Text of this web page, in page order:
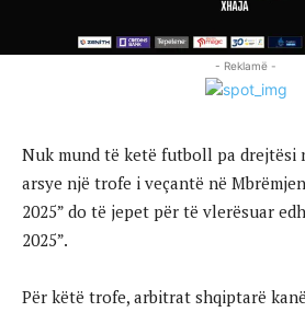
- Reklamë -
Nuk mund të ketë futboll pa drejtësi
arsye një trofe i veçantë në
2025” do të jepet për të vlerësuar
2025”.
Për këtë trofe, arbitrat shqiptarë